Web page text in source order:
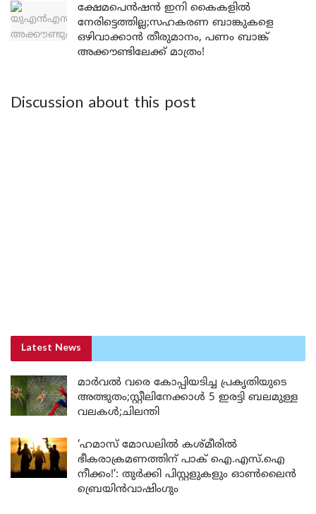
ക്ഷേമപെൻഷൻ ഇനി കൈകളിൽ
നേരിട്ടെത്തില്ല;സഹകരണ ബാങ്കുകളെ
ഒഴിവാക്കാൻ തീരുമാനം, പണം ബാങ്ക്
അക്കൗണ്ടിലേക്ക് മാത്രം!
Discussion about this post
Latest News
മാർവൽ വരെ കോപ്പിയടിച്ച പ്രകൃതിയുടെ
അത്ഭുതം;സ്റ്റീലിനേക്കാൾ 5 ഇരട്ടി ബലമുള്ള
വലകൾ;ചിലന്തി
‘ഹമാസ് മോഡലിൽ കശ്മീരിൽ
ഭീകരാക്രമണത്തിന് പാക് ഐ.എസ്.ഐ
നീക്കം!’: തുർക്കി പിസ്റ്റളുകളും ഓൺലൈൻ
ബ്രെയിൻവാഷിംഗും